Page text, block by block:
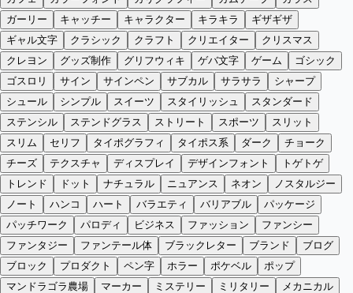
ガーリー
キャッチー キャラクター キラキラ
ギザギザ
ギャル文字
クラシック クラフト クリエイター
クリスマス
クレヨン
グッズ制作 グリフウィキ ゲバ文字 ゲーム
ゴシック
ゴスロリ
サイン サインペン サブカル サラサラ
シャープ
シュール
シンプル スイーツ スタイリッシュ
スタンダード
ステンシル
ステンドグラス ストリート スポーツ
スリット
スリム
セリフ タイポグラフィ タイポス系 ダーク
チョーク
チーズ
テクスチャ ディスプレイ デザインフォント
トゲトゲ
トレンド
ドット ナチュラル ニュアンス ネオン
ノスタルジー
ノート
ハンコ ハート バラエティ バリアブル
パッケージ
パッチワーク
パロディ ビジネス ファッション
ファンシー
ファンタジー
ファンテール体 ブラックレター ブランド
ブログ
ブロック
プロダクト ペン字 ホラー ポケベル
ポップ
マンドラゴラ農場
マーカー ミステリー ミリタリー
メカニカル